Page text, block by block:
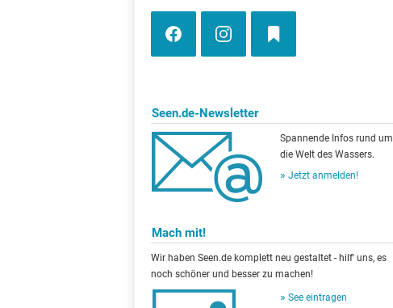
Seen.de-Newsletter
Spannende Infos rund um
die Welt des Wassers.
Jetzt anmelden!
Mach mit!
Wir haben Seen.de komplett neu gestaltet - hilf' uns, es
noch schöner und besser zu machen!
See eintragen